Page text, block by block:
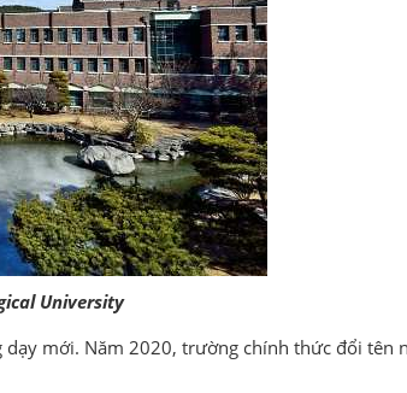
University
mới. Năm 2020, trường chính thức đổi tên